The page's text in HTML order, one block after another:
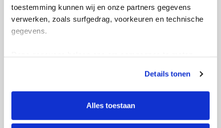
toestemming kunnen wij en onze partners gegevens
verwerken, zoals surfgedrag, voorkeuren en technische
gegevens.
tonen. Je kunt je toestemming op elk moment wijzigen of
intrekken via Cookie instellingen onderaan de pagina. De
lijst met cookies is te vinden in het tabblad “details”.
Details tonen
Alles toestaan
Doneer Word lid van ons team
Mijn updates
Ik doe mee!